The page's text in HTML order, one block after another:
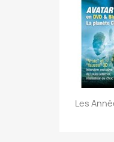
Les